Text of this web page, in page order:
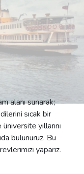
alanı sunarak;
sıcak bir
yıllarını
bulunuruz. Bu
yaparız.